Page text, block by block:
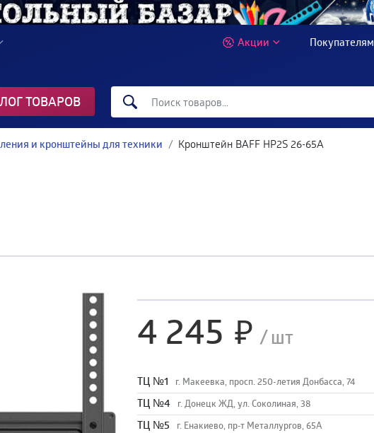
Акции Покупателям
ТОВАРОВ
и кронштейны для техники Кронштейн BAFF HP2S 26-65A
4 245 /шт
TЦ №1 г. Макеевка, просп. 250-летия Донбасса, 74
TЦ №4 г. Донецк ЖД, ул. Соколиная, 38
TЦ №5 г. Енакиево, пр-т Металлургов, 65А